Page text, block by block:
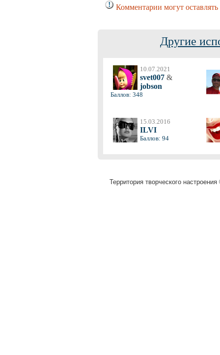
Комментарии могут
Другие
10.07.2021
svet007 &
jobson
Баллов: 348
15.03.2016
ILVI
Баллов: 94
Территория творческого